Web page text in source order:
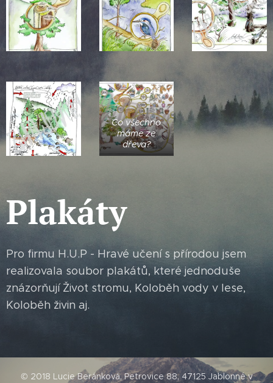
Co všechno
máme ze
dřeva?
Plakáty
Pro firmu H.U.P - Hravé učení s přírodou jsem
realizovala soubor plakátů, které jednoduše
znázorňují Život stromu, Koloběh vody v lese,
Koloběh živin aj.
© 2018 Lucie Beránková, Petrovice 88, 47125 Jablonné v